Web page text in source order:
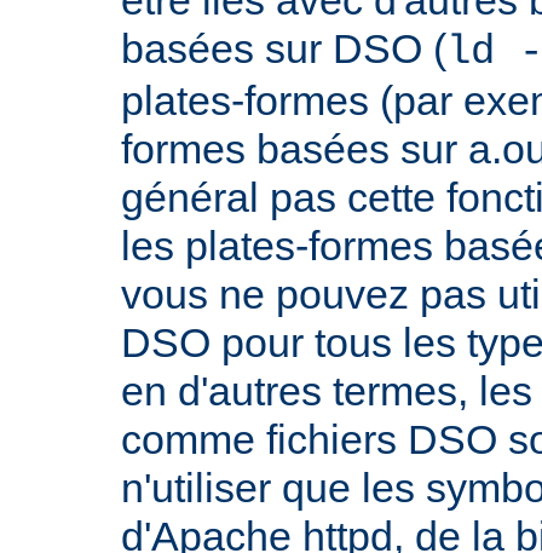
basées sur DSO (ld
plates-formes (par
formes basées sur
général pas cette
les plates-formes
vous ne pouvez pas
DSO pour tous les
en d'autres termes,
comme fichiers DSO
n'utiliser que les
d'Apache httpd, de la